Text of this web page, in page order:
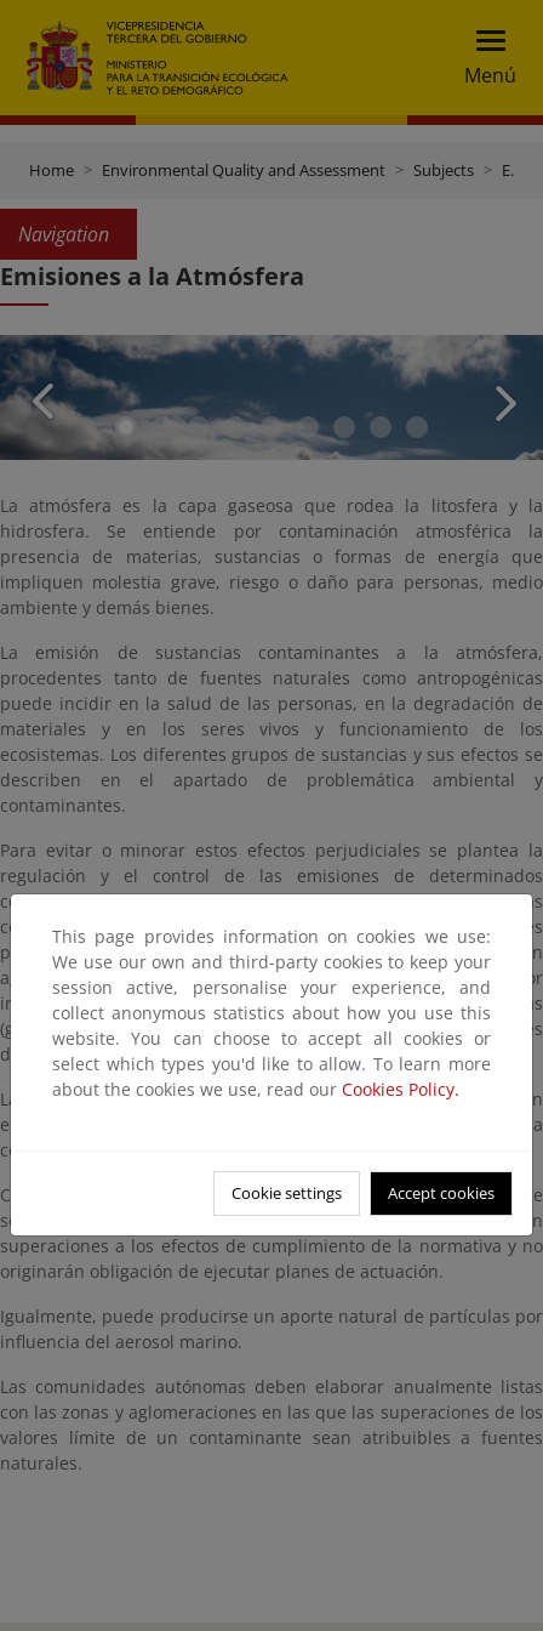
Menú
Home Environmental Quality and Assessment Subjects Emisiones a la Atmósfera
Navigation
Emisiones a la Atmósfera
La atmósfera es la capa gaseosa que rodea la litosfera y la
hidrosfera. Se entiende por contaminación atmosférica la
presencia de materias, sustancias o formas de energía que
impliquen molestia grave, riesgo o daño para personas, medio
ambiente y demás bienes.
La emisión de sustancias contaminantes a la atmósfera,
procedentes tanto de fuentes naturales como antropogénicas
puede incidir en la salud de las personas, en la degradación de
materiales y en los seres vivos y funcionamiento de los
ecosistemas. Los diferentes grupos de sustancias y sus efectos se
describen en el apartado de problemática ambiental y
contaminantes.
Para evitar o minorar estos efectos perjudiciales se plantea la
regulación y el control de las emisiones de determinados
contaminantes, bien mediante restricciones al uso de sustancias
concretas, bien mediante la regulación de las actividades
potencialmente contaminadoras. Estas actividades se suelen
agrupar por sectores, tales como la producción de energía, sector
industrial, transporte, gestión de residuos, actividades agrarias
(ganadería, uso de fertilizantes, cultivos), sin olvidar actividades
domésticas (uso de pinturas o aerosoles).
Las diferentes fuentes de emisión y sus regulaciones se analizan
en el apartado fuentes de emisión, así como en los dedicados a
contaminantes o sectores específicos.
Cuando las superaciones de los valores límite de un contaminante
sean atribuibles a
fuentes naturales, no se considerarán
superaciones a los efectos de cumplimiento de la normativa y no
originarán obligación de ejecutar planes de actuación.
Igualmente, puede producirse un aporte natural de partículas por
influencia del aerosol marino.
Las comunidades autónomas deben elaborar anualmente listas
con las zonas y aglomeraciones en las que las superaciones de los
valores límite de un contaminante sean atribuibles a fuentes
naturales.
This page provides information on cookies we use:
We use our own and third-party cookies to keep your
session active, personalise your experience, and
collect anonymous statistics about how you use this
website. You can choose to accept all cookies or
select which types you'd like to allow. To learn more
about the cookies we use, read our Cookies Policy.
Cookie settings Accept cookies